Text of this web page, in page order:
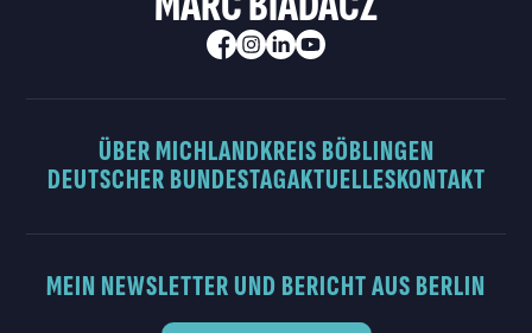
ÜBER MICHLANDKREIS BÖBLINGEN
DEUTSCHER BUNDESTAGAKTUELLESKONTAKT
MEIN NEWSLETTER UND BERICHT AUS BERLIN